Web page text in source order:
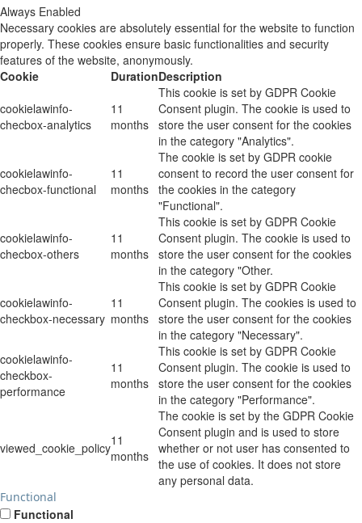
Always Enabled
Necessary cookies are absolutely essential for the website to function
properly. These cookies ensure basic functionalities and security
features of the website, anonymously.
Cookie
DurationDescription
cookielawinfo-
checbox-analytics
11
months
This cookie is set by GDPR Cookie
Consent plugin. The cookie is used to
store the user consent for the cookies
in the category "Analytics".
cookielawinfo-
checbox-functional
11
months
The cookie is set by GDPR cookie
consent to record the user consent for
the cookies in the category
"Functional".
cookielawinfo-
checbox-others
11
months
This cookie is set by GDPR Cookie
Consent plugin. The cookie is used to
store the user consent for the cookies
in the category "Other.
cookielawinfo-
checkbox-necessary
11
months
This cookie is set by GDPR Cookie
Consent plugin. The cookies is used to
store the user consent for the cookies
in the category "Necessary".
cookielawinfo-
checkbox-
performance
11
months
This cookie is set by GDPR Cookie
Consent plugin. The cookie is used to
store the user consent for the cookies
in the category "Performance".
viewed_cookie_policy11
months
The cookie is set by the GDPR Cookie
Consent plugin and is used to store
whether or not user has consented to
the use of cookies. It does not store
any personal data.
Functional
Functional